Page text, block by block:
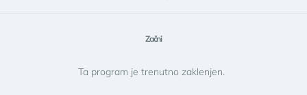
Začni
Ta program je trenutno zaklenjen.